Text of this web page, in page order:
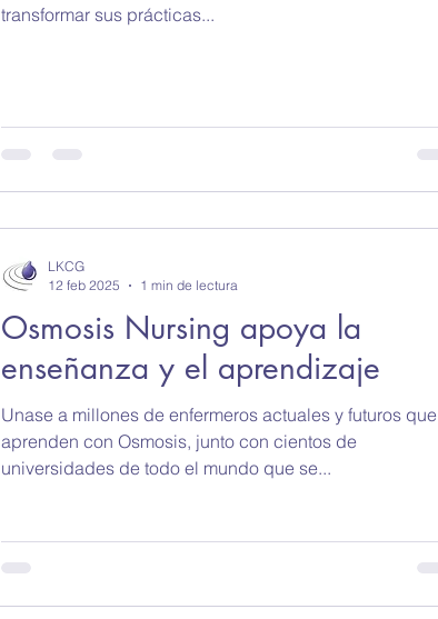
transformar sus prácticas...
Osmosis Nursing apoya la
enseñanza y el aprendizaje
Unase a millones de enfermeros actuales y futuros que
aprenden con Osmosis, junto con cientos de
universidades de todo el mundo que se...
LKCG
12 feb 2025
1 min de lectura